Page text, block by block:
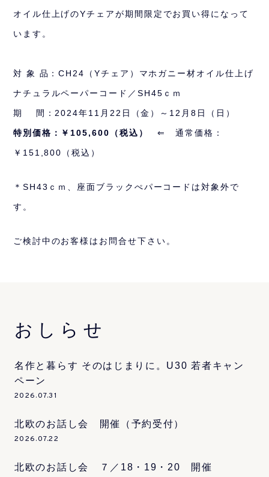
オイル仕上げのYチェアが期間限定でお買い得になって
います。
対 象 品：CH24（Yチェア）マホガニー材オイル仕上げ
ナチュラルペーパーコード／SH45ｃｍ
期 間：2024年11月22日（金）～12月8日（日）
特別価格：￥105,600（税込） ⇐ 通常価格：
￥151,800（税込）
＊SH43ｃｍ、座面ブラックぺパーコードは対象外で
す。
ご検討中のお客様はお問合せ下さい。
おしらせ
名作と暮らす そのはじまりに。U30 若者キャン
ペーン
2026.07.31
北欧のお話し会 開催（予約受付）
2026.07.22
北欧のお話し会 ７／18・19・20 開催